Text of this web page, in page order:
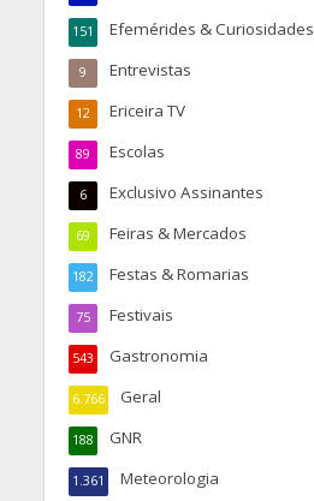
Efemérides & Curiosidades
151
Entrevistas
9
Ericeira TV
12
Escolas
89
Exclusivo Assinantes
6
Feiras & Mercados
69
Festas & Romarias
182
Festivais
75
Gastronomia
543
Geral
6.766
GNR
188
Meteorologia
1.361